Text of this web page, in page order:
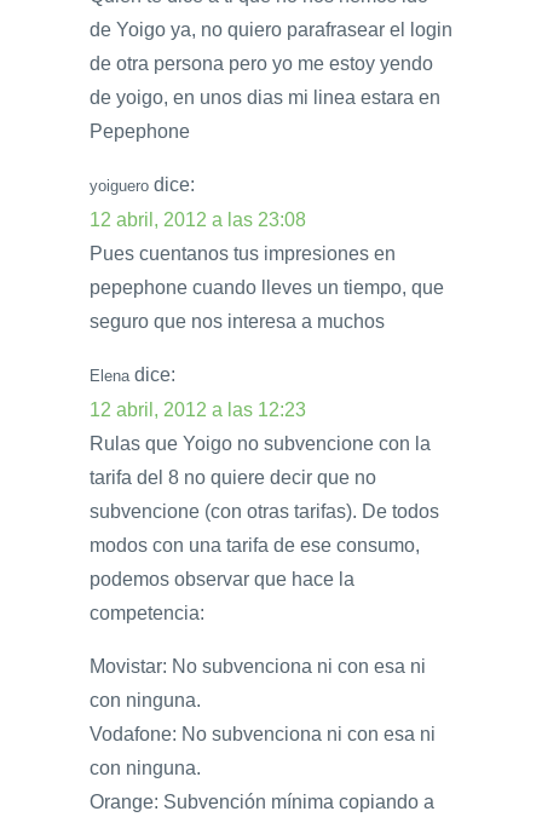
de Yoigo ya, no quiero parafrasear el login
de otra persona pero yo me estoy yendo
de yoigo, en unos dias mi linea estara en
Pepephone
yoiguero dice:
12 abril, 2012 a las 23:08
Pues cuentanos tus impresiones en
pepephone cuando lleves un tiempo, que
seguro que nos interesa a muchos
Elena dice:
12 abril, 2012 a las 12:23
Rulas que Yoigo no subvencione con la
tarifa del 8 no quiere decir que no
subvencione (con otras tarifas). De todos
modos con una tarifa de ese consumo,
podemos observar que hace la
competencia:
Movistar: No subvenciona ni con esa ni
con ninguna.
Vodafone: No subvenciona ni con esa ni
con ninguna.
Orange: Subvención mínima copiando a